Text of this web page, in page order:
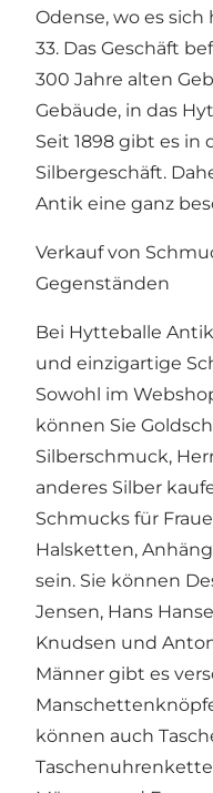
Odense, wo es
33. Das Geschäft
300 Jahre alten
Gebäude, in das
Seit 1898 gibt es in
Silbergeschäft.
Antik eine ganz
Verkauf von
Gegenständen
Bei Hytteballe
und einzigartige
Sowohl im
können Sie
Silberschmuck,
anderes Silber
Schmucks für
Halsketten,
sein. Sie können
Jensen, Hans
Knudsen und
Männer gibt es
können auch